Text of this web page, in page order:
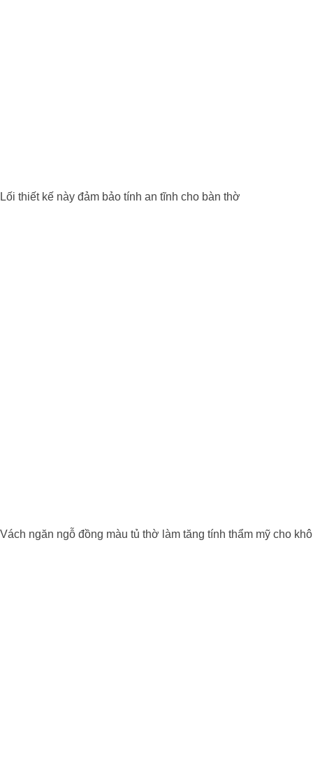
Lối thiết kế này đảm bảo tính an tĩnh cho bàn thờ
Vách ngăn ngỗ đồng màu tủ thờ làm tăng tính thẩm mỹ cho